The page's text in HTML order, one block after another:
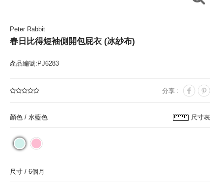
Peter Rabbit
春日比得短袖側開包屁衣 (冰紗布)
產品編號:PJ6283
分享 :
顏色 / 水藍色 尺寸表
尺寸 / 6個月